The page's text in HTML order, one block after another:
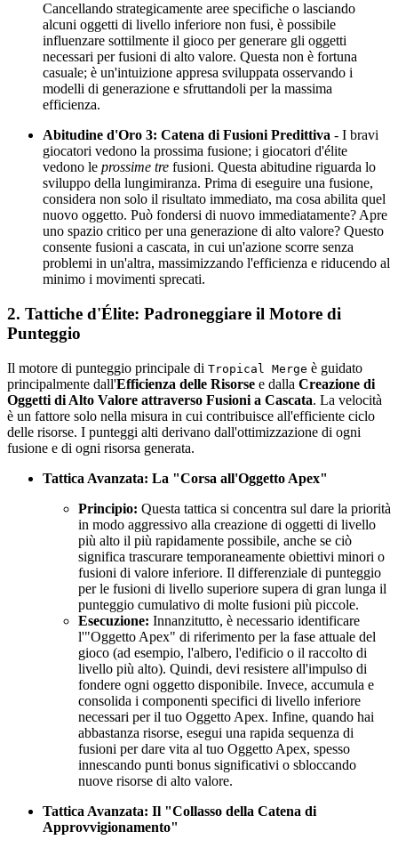
Cancellando strategicamente aree specifiche o lasciando
alcuni oggetti di livello inferiore non fusi, è possibile
influenzare sottilmente il gioco per generare gli oggetti
necessari per fusioni di alto valore. Questa non è fortuna
casuale; è un'intuizione appresa sviluppata osservando i
modelli di generazione e sfruttandoli per la massima
efficienza.
Abitudine d'Oro 3: Catena di Fusioni Predittiva - I bravi
giocatori vedono la prossima fusione; i giocatori d'élite
vedono le prossime tre fusioni. Questa abitudine riguarda lo
sviluppo della lungimiranza. Prima di eseguire una fusione,
considera non solo il risultato immediato, ma cosa abilita quel
nuovo oggetto. Può fondersi di nuovo immediatamente? Apre
uno spazio critico per una generazione di alto valore? Questo
consente fusioni a cascata, in cui un'azione scorre senza
problemi in un'altra, massimizzando l'efficienza e riducendo al
minimo i movimenti sprecati.
2. Tattiche d'Élite: Padroneggiare il Motore di
Punteggio
Il motore di punteggio principale di Tropical Merge è guidato
principalmente dall'Efficienza delle Risorse e dalla Creazione di
Oggetti di Alto Valore attraverso Fusioni a Cascata. La velocità
è un fattore solo nella misura in cui contribuisce all'efficiente ciclo
delle risorse. I punteggi alti derivano dall'ottimizzazione di ogni
fusione e di ogni risorsa generata.
Tattica Avanzata: La "Corsa all'Oggetto Apex"
Principio: Questa tattica si concentra sul dare la priorità
in modo aggressivo alla creazione di oggetti di livello
più alto il più rapidamente possibile, anche se ciò
significa trascurare temporaneamente obiettivi minori o
fusioni di valore inferiore. Il differenziale di punteggio
per le fusioni di livello superiore supera di gran lunga il
punteggio cumulativo di molte fusioni più piccole.
Esecuzione: Innanzitutto, è necessario identificare
l'"Oggetto Apex" di riferimento per la fase attuale del
gioco (ad esempio, l'albero, l'edificio o il raccolto di
livello più alto). Quindi, devi resistere all'impulso di
fondere ogni oggetto disponibile. Invece, accumula e
consolida i componenti specifici di livello inferiore
necessari per il tuo Oggetto Apex. Infine, quando hai
abbastanza risorse, esegui una rapida sequenza di
fusioni per dare vita al tuo Oggetto Apex, spesso
innescando punti bonus significativi o sbloccando
nuove risorse di alto valore.
Tattica Avanzata: Il "Collasso della Catena di
Approvvigionamento"